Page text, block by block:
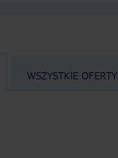
WSZYSTKIE OFERTY